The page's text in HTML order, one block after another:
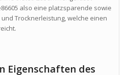
also eine platzsparende sowie
Trocknerleistung, welche einen
Eigenschaften des